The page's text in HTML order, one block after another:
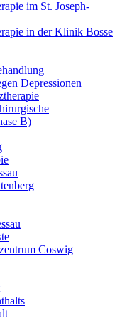
im St. Joseph-
in der Klinik Bosse
Depressionen
B)
Coswig